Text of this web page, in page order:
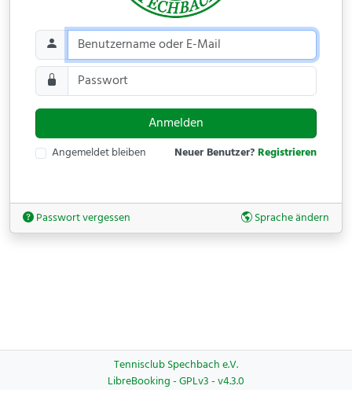
Anmelden
Angemeldet bleiben Neuer Benutzer?Registrieren
Passwort vergessen Sprache ändern
Tennisclub Spechbach e.V.
LibreBooking - GPLv3 - v4.3.0